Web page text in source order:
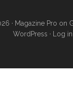
· Magazine Pro on
WordPress · Log in